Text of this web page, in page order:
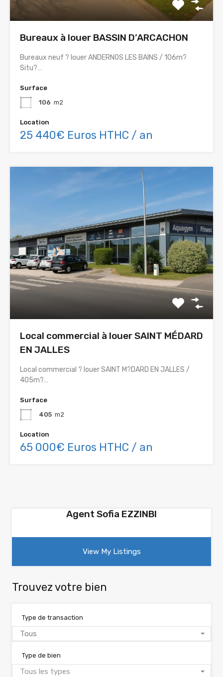
Bureaux à louer BASSIN D’ARCACHON
Bureaux neuf ? louer ANDERNOS LES BAINS / 106m?
Situ?…
Surface
106 m2
Location
25 440€ Euros HTHC / an
Local commercial à louer SAINT MÉDARD
EN JALLES
Local commercial ? louer SAINT M?DARD EN JALLES /
405m?…
Surface
405 m2
Location
65 000€ Euros HTHC / an
Agent Sofia EZZINBI
View My Listings
Trouvez votre bien
Type de transaction
Tous
Type de bien
Tous les types